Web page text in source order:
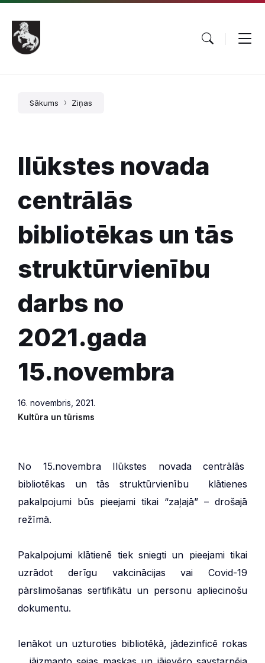
Pāriet
saturu
Skip
main
navigation
Skip
footer
Sākums Ziņas
Ilūkstes novada
centrālās
bibliotēkas un tās
struktūrvienību
darbs no
2021.gada
15.novembra
16. novembris, 2021.
Kultūra un tūrisms
No 15.novembra Ilūkstes novada centrālās
bibliotēkas un tās struktūrvienību klātienes
pakalpojumi būs pieejami tikai “zaļajā” – drošajā
režīmā.
Pakalpojumi klātienē tiek sniegti un pieejami tikai
uzrādot derīgu vakcinācijas vai Covid-19
pārslimošanas sertifikātu un personu apliecinošu
dokumentu.
Ienākot un uzturoties bibliotēkā, jādezinficē rokas